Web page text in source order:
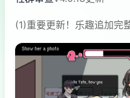
(1)重要更新！乐趣追加完